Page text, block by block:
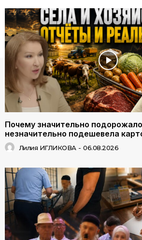
Почему значительно
незначительно подешевела
Лилия ИГЛИКОВА - 06.08.2026